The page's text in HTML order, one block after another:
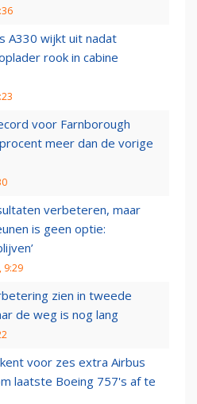
A330 wijkt uit nadat
rook in cabine
voor Farnborough
meer dan de vorige
verbeteren, maar
is geen optie:
9:29
zien in tweede
de weg is nog lang
voor zes extra Airbus
laatste Boeing 757's af te